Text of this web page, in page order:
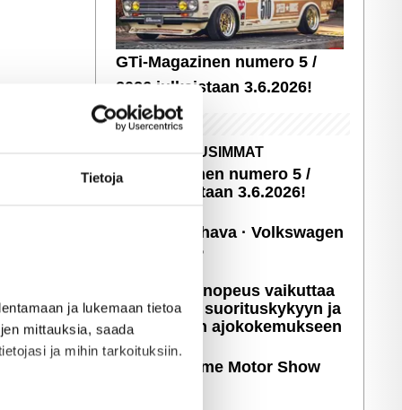
Tietoja
ja lukemaan tietoa
mittauksia, saada
ja mihin tarkoituksiin.
GTi-Magazinen numero 5 /
2026 julkaistaan 3.6.2026!
UUSIMMAT
GTi-Magazinen numero 5 /
2026 julkaistaan 3.6.2026!
Sopivasti Lihava · Volkswagen
Kleinbus '75
Miten latausnopeus vaikuttaa
sähköauton suori­tus­ky­kyyn ja
päivittäiseen ajoko­ke­muk­seen
Kuvia: X-treme Motor Show